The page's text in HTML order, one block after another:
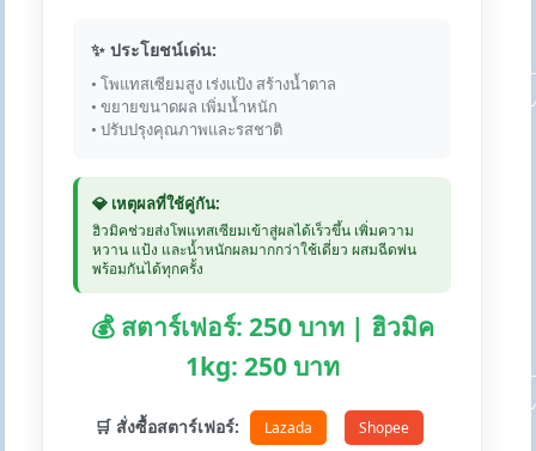
✨ ประโยชน์เด่น:
• โพแทสเซียมสูง เร่งแป้ง สร้างน้ำตาล
• ขยายขนาดผล เพิ่มน้ำหนัก
• ปรับปรุงคุณภาพและรสชาติ
💎 เหตุผลที่ใช้คู่กัน:
ฮิวมิคช่วยส่งโพแทสเซียมเข้าสู่ผลได้เร็วขึ้น เพิ่มความ
หวาน แป้ง และน้ำหนักผลมากกว่าใช้เดี่ยว ผสมฉีดพ่น
พร้อมกันได้ทุกครั้ง
💰 สตาร์เฟอร์: 250 บาท | ฮิวมิค
1kg: 250 บาท
🛒 สั่งซื้อสตาร์เฟอร์: Lazada Shopee